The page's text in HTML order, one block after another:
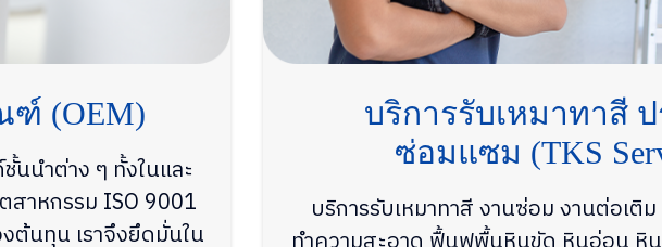
(OEM)
นำต่าง ๆ ทั้งในและ
าหกรรม ISO 9001
งต้นทุน เราจึงยึดมั่นใน
บริการรับเหมาทาสี
ซ่อมแซม (TKS
บริการรับเหมาทาสี งานซ่อม งานต่อเติม